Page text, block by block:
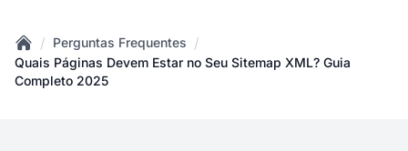
Home
/ Perguntas Frequentes /
Quais Páginas Devem Estar no Seu Sitemap XML? Guia
Completo 2025